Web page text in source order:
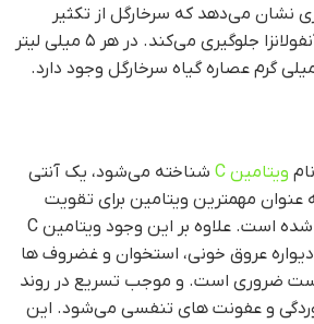
نشان می‌دهد که سرخارگل از تکثیر
ویروس های هرپس و آنفولانزا جلوگیری می‌کند. در هر ۵ میلی لیتر
ویتامین C
شناخته می‌شود، یک آنتی
مهمترین ویتامین برای تقویت
سیستم ایمنی شناخته شده است. علاوه بر این وجود ویتامین C
عروق خونی، استخوان و غضروف ها
ضروری است. و موجب تسریع در روند
و عفونت های تنفسی می‌شود. این